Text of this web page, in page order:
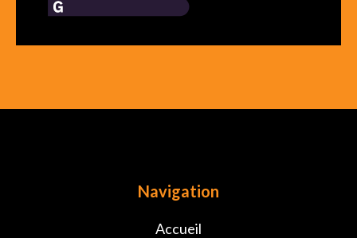
Navigation
Accueil